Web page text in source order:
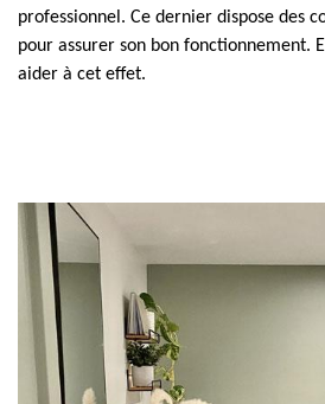
professionnel. Ce dernier dispose des
pour assurer son bon fonctionnement.
aider à cet effet.